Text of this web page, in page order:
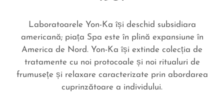
Laboratoarele Yon-Ka își deschid subsidiara
americană; piața Spa este în plină expansiune în
America de Nord. Yon-Ka își extinde colecția de
tratamente cu noi protocoale și noi ritualuri de
frumusețe și relaxare caracterizate prin abordarea
cuprinzătoare a individului.